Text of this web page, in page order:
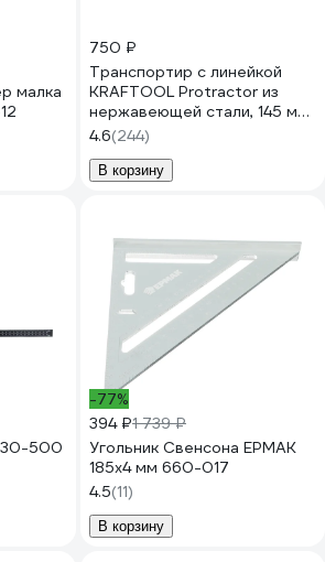
малка
750 ₽
Транспортир с линейкой
KRAFTOOL Protractor из
нержавеющей стали, 145 мм
34290
4.6(244)
В корзину
500
-77%
394 ₽1 739 ₽
Угольник Свенсона ЕРМАК
185x4 мм 660-017
4.5(11)
В корзину